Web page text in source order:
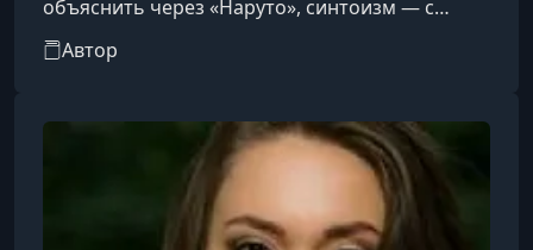
объяснить через «Наруто», синтоизм — с
помощью покемонов, а заинтересовать
немым кино — через фильмы Уэса Андерсона.
шедеврами прошлого: невозможно говорить о
Тарантино, не упомянув Альфреда Хичкока и
Джона Форда.Через кинематограф автор
пришла к еще одной научной страсти —
изучению костюма в кино. Эта тема
Автор